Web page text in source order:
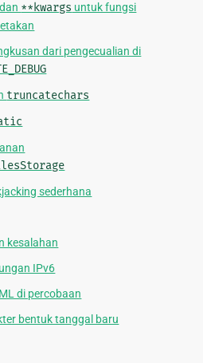
dan **kwargs untuk fungsi
dari pengecualian di
truncatechars
sederhana
kesalahan
IPv6
di percobaan
bentuk tanggal baru